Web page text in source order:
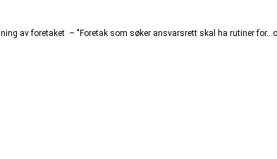
av foretaket – "Foretak som søker ansvarsrett skal ha rutiner